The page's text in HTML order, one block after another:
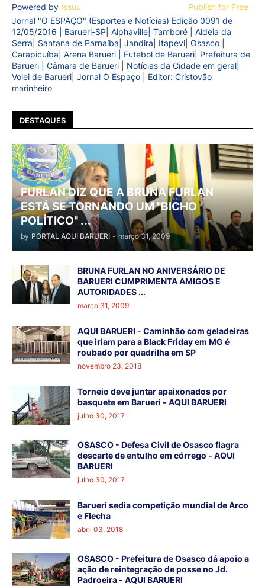
Powered by Issuu
Publish for Free
Jornal "O ESPAÇO" (Esportes e Notícias) Edição 0091 de
12/05/2016 | Barueri-SP| Alphaville| Tamboré | Aldeia da
Serra| Santana de Parnaíba| Jandira| Itapevi| Osasco |
Carapicuíba| Arena Barueri | Futebol de Barueri| Prefeitura de
Barueri | Câmara de Barueri | Notícias da Cidade em geral|
Volei de Barueri| Jornal O Espaço | Editor: Cristovão
marinheiro
DESTAQUES
FURLAN DIZ QUE A BRUNA FURLAN
ESTÁ SE TORNANDO UM "BICHO
POLÍTICO" ...
by PORTAL AQUI BARUERI - março 31, 2009
BRUNA FURLAN NO ANIVERSÁRIO DE
BARUERI CUMPRIMENTA AMIGOS E
AUTORIDADES ...
março 31, 2009
AQUI BARUERI - Caminhão com geladeiras
que iriam para a Black Friday em MG é
roubado por quadrilha em SP
novembro 23, 2018
Torneio deve juntar apaixonados por
basquete em Barueri - AQUI BARUERI
julho 30, 2017
OSASCO - Defesa Civil de Osasco flagra
descarte de entulho em córrego - AQUI
BARUERI
julho 30, 2017
Barueri sedia competição mundial de Arco
e Flecha
abril 03, 2018
OSASCO - Prefeitura de Osasco dá apoio a
ação de reintegração de posse no Jd.
Padroeira - AQUI BARUERI